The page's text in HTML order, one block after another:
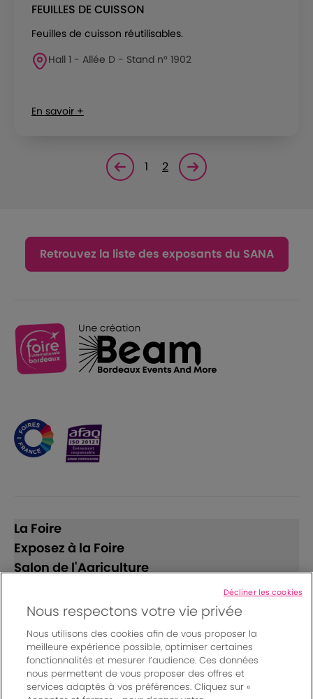
FEUILLES DE CUISSON
Feuilles de cuisson réutilisables.
Hall 1 - Allée D - Stand n° 1902
En savoir +
Page précédente
1 2 Page suivante<
Retrouvez la liste des exposants du SANA
La Foire
Exposez à la Foire
Salon de l'Agriculture
Suivez-nous
Nous respectons votre vie privée
Nous utilisons des cookies afin de vous proposer la
meilleure expérience possible, optimiser certaines
fonctionnalités et mesurer l’audience. Ces données
nous permettent de vous proposer des offres et
services adaptés à vos préférences. Cliquez sur «
Décliner les cookies